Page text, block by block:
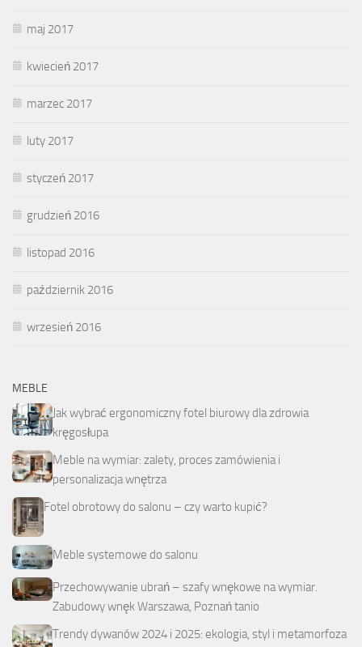
maj 2017
kwiecień 2017
marzec 2017
luty 2017
styczeń 2017
grudzień 2016
listopad 2016
październik 2016
wrzesień 2016
MEBLE
Jak wybrać ergonomiczny fotel biurowy dla zdrowia
kręgosłupa
Meble na wymiar: zalety, proces zamówienia i
personalizacja wnętrza
Fotel obrotowy do salonu – czy warto kupić?
Meble systemowe do salonu
Przechowywanie ubrań – szafy wnękowe na wymiar.
Zabudowy wnęk Warszawa, Poznań tanio
Trendy dywanów 2024 i 2025: ekologia, styl i metamorfoza